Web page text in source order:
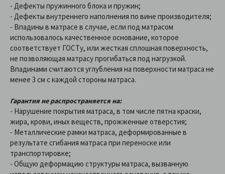
- Дефекты пружинного блока и пружин;
- Дефекты внутреннего наполнения по вине производителя;
- Впадины в матрасе в случае, если под матрасом
использовалось качественное основание, которое
соответствует ГОСТу, или жесткая сплошная поверхность,
не позволяющая матрасу прогибаться под нагрузкой.
Впадинами считаются углубления на поверхности матраса не
менее 3 см с каждой стороны матраса.
Гарантия не распространяется на:
- Нарушение покрытия матраса, в том числе пятна краски,
жира, крови, иных веществ, прожженные отверстия;
- Металлические рамки матраса, деформированные в
результате сгибания матраса при переноске или
транспортировке;
- Общую деформацию структуры матраса, вызванную